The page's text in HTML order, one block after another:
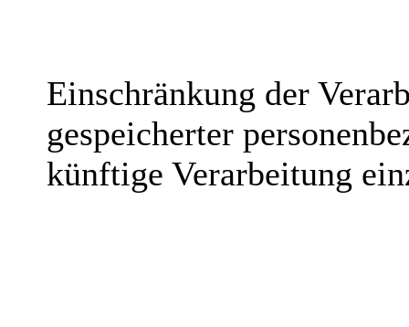
Einschränkung der
gespeicherter
künftige Verarbeitung